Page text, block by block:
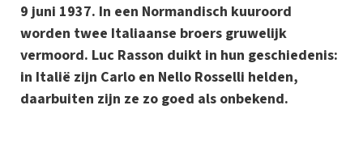
9 juni 1937. In een Normandisch kuuroord
worden twee Italiaanse broers gruwelijk
vermoord. Luc Rasson duikt in hun geschiedenis:
in Italië zijn Carlo en Nello Rosselli helden,
daarbuiten zijn ze zo goed als onbekend.